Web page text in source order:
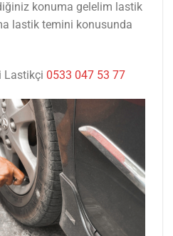
konuma gelelim lastik
lastik temini konusunda
Lastikçi 0533 047 53 77